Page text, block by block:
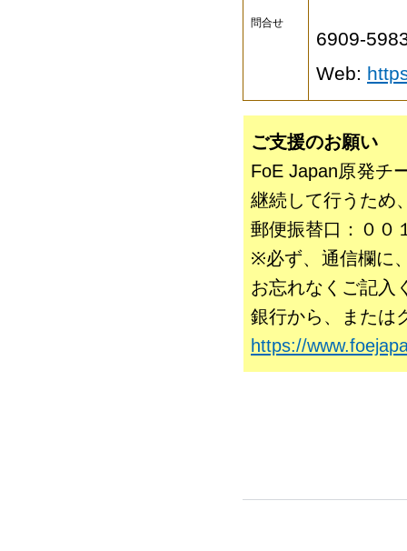
問合せ
6909-
Web:
ご支援のお願い
FoE Japan原発チ
継続して行うため
郵便振替口：００
※必ず、通信欄に
お忘れなくご記入
銀行から、または
https://